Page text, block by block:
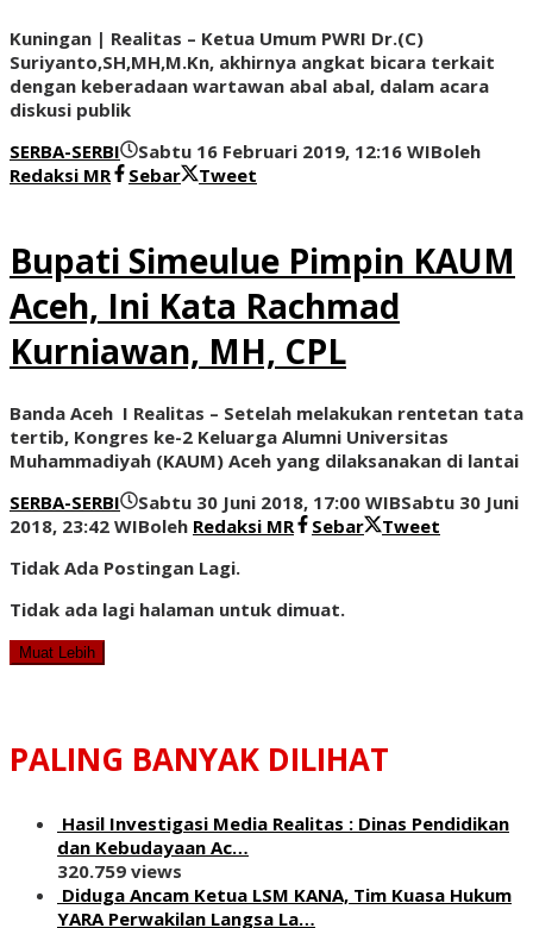
Kuningan | Realitas – Ketua Umum PWRI Dr.(C)
Suriyanto,SH,MH,M.Kn, akhirnya angkat bicara terkait
dengan keberadaan wartawan abal abal, dalam acara
diskusi publik
SERBA-SERBI
Sabtu 16 Februari 2019, 12:16 WIBoleh
Redaksi MR
Sebar Tweet
Bupati Simeulue Pimpin KAUM
Aceh, Ini Kata Rachmad
Kurniawan, MH, CPL
Banda Aceh I Realitas – Setelah melakukan rentetan tata
tertib, Kongres ke-2 Keluarga Alumni Universitas
Muhammadiyah (KAUM) Aceh yang dilaksanakan di lantai
SERBA-SERBI
Sabtu 30 Juni 2018, 17:00 WIBSabtu 30 Juni
2018, 23:42 WIBoleh Redaksi MR Sebar
Tweet
Tidak Ada Postingan Lagi.
Tidak ada lagi halaman untuk dimuat.
Muat Lebih
PALING BANYAK DILIHAT
Hasil Investigasi Media Realitas : ‎Dinas Pendidikan
dan Kebudayaan Ac…
320.759 views
Diduga Ancam Ketua LSM KANA, Tim Kuasa Hukum
YARA Perwakilan Langsa La…